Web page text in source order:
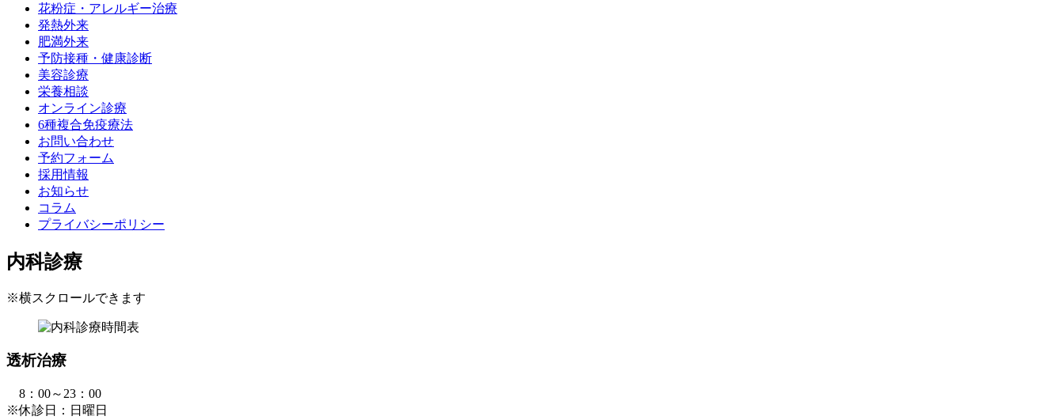
花粉症・アレルギー治療
発熱外来
肥満外来
予防接種・健康診断
美容診療
栄養相談
オンライン診療
6種複合免疫療法
お問い合わせ
予約フォーム
採用情報
お知らせ
コラム
プライバシーポリシー
内科診療
※横スクロールできます
透析治療
8：00～23：00
※休診日：日曜日